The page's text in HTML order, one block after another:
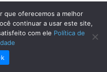
que oferecemos a melhor
continuar a usar este site,
com ele Política de